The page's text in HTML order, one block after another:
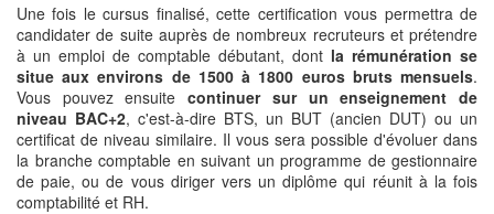
Une fois le cursus finalisé, cette certification vous permettra de
candidater de suite auprès de nombreux recruteurs et prétendre
à un emploi de comptable débutant, dont la rémunération se
situe aux environs de 1500 à 1800 euros bruts mensuels.
Vous pouvez ensuitecontinuer sur un enseignement de
niveau BAC+2, c'est-à-dire BTS, un BUT (ancien DUT) ou un
certificat de niveau similaire. Il vous sera possible d'évoluer dans
la branche comptable en suivant un programme de gestionnaire
de paie, ou de vous diriger vers un diplôme qui réunit à la fois
comptabilité et RH.